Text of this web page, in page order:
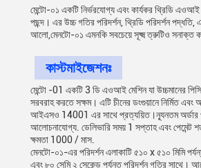
মেন্টো-০১ একটি নির্ভরযোগ্য এবং কার্যকর থ্রিডি
পছন্দ। এর উচ্চ গতির পরিদর্শন, থ্রিডি পরিদর্শন পদ্ধতি,
আলো,মেনটো-০১ এমনকি সবচেয়ে সূক্ষ্ম ত্রুটিও সনাক্ত
কাস্টমাইজেশনঃ
মেন্টো -01 একটি 3 ডি এওআই মেশিন যা উচ্চমানের
সরবরাহ করতে সক্ষম। এটি চীনের ডংগুয়ানে নির্মিত
আইএসও 14001 এর সাথে প্রত্যয়িত।ন্যূনতম অর্ডার
আলোচনাযোগ্য. ডেলিভারি সময় 1 সপ্তাহ এবং পেমেন্ট
ক্ষমতা 1000 / মাস.
মেনটো-০১-এর পরিদর্শন এলাকাটি ৫১০ x ৫১০ মিমি
এবং ৮০ সেমি ২ সেকেন্ড পর্যন্ত পরিদর্শন গতির সাথে।